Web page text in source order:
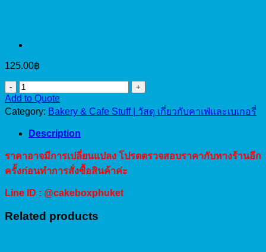
125.00฿
แก้ว
กระดาษ
RW
ลาย
ริ้ว-
สี
25pcs
Add to Quote
Category: Bakery & Cafe Stuff | วัสดุ เกี่ยวกับคาเฟ่และเบเกอรี่
Description
ราคาอาจมีการเปลี่ยนแปลง โปรดตรวจสอบราคากับทางร้านอีก
ครั้งก่อนทำการสั่งซื้อสินค้าค่ะ
Line ID : @cakeboxphuket
Related products